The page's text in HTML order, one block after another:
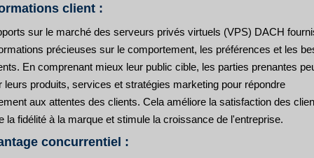
client :
sur le marché des serveurs privés virtuels (VPS) DACH
précieuses sur le comportement, les préférences et les
En comprenant mieux leur public cible, les parties prenantes
leurs produits, services et stratégies marketing pour répondre
aux attentes des clients. Cela améliore la satisfaction des
la fidélité à la marque et stimule la croissance de l'entreprise.
concurrentiel :